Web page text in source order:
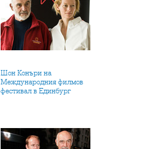
Шон Конъри на
Международния филмов
фестивал в Единбург